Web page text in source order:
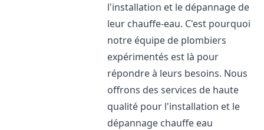
l'installation et le dépannage de
leur chauffe-eau. C'est pourquoi
notre équipe de plombiers
expérimentés est là pour
répondre à leurs besoins. Nous
offrons des services de haute
qualité pour l'installation et le
dépannage chauffe eau